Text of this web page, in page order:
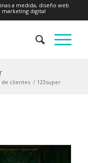
a medida, diseño web
marketing digital
clientes / 123super